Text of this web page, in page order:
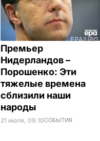
Премьер
Нидерландов –
Порошенко: Эти
тяжелые времена
сблизили наши
народы
21 июля, 09.10СОБЫТИЯ